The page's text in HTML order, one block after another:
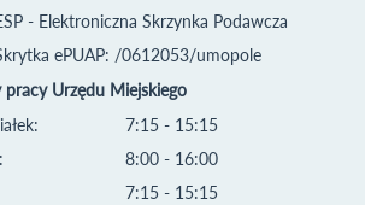
- Elektroniczna Skrzynka Podawcza
ePUAP: /0612053/umopole
pracy Urzędu Miejskiego
7:15 - 15:15
8:00 - 16:00
7:15 - 15:15